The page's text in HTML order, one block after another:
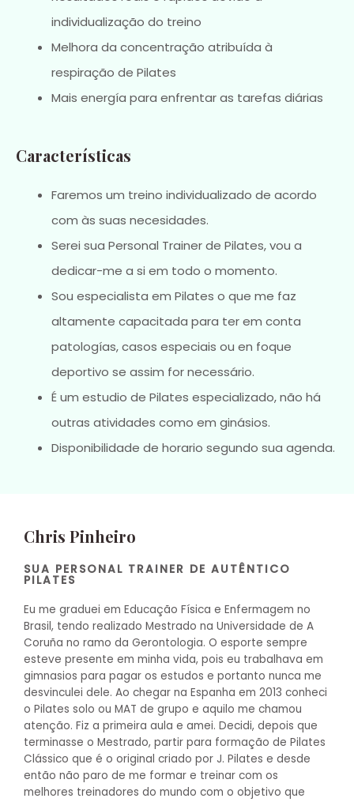
individualização do treino
Melhora da concentração atribuída à
respiração de Pilates
Mais energía para enfrentar as tarefas diárias
Características
Faremos um treino individualizado de acordo
com às suas necesidades.
Serei sua Personal Trainer de Pilates, vou a
dedicar-me a si em todo o momento.
Sou especialista em Pilates o que me faz
altamente capacitada para ter em conta
patologías, casos especiais ou en foque
deportivo se assim for necessário.
É um estudio de Pilates especializado, não há
outras atividades como em ginásios.
Disponibilidade de horario segundo sua agenda.
Chris Pinheiro
SUA PERSONAL TRAINER DE AUTÊNTICO
PILATES
Eu me graduei em Educação Física e Enfermagem no
Brasil, tendo realizado Mestrado na Universidade de A
Coruña no ramo da Gerontologia. O esporte sempre
esteve presente em minha vida, pois eu trabalhava em
gimnasios para pagar os estudos e portanto nunca me
desvinculei dele. Ao chegar na Espanha em 2013 conheci
o Pilates solo ou MAT de grupo e aquilo me chamou
atenção. Fiz a primeira aula e amei. Decidi, depois que
terminasse o Mestrado, partir para formação de Pilates
Clássico que é o original criado por J. Pilates e desde
então não paro de me formar e treinar com os
melhores treinadores do mundo com o objetivo que